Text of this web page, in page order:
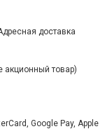
доставка
акционный товар)
Google Pay, Apple